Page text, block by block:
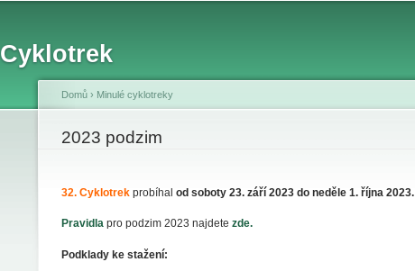
Cyklotrek
You are here
Domů › Minulé cyklotreky
2023 podzim
32. Cyklotrek probíhal od soboty 23. září 2023 do neděle 1. října 2023.
Pravidla pro podzim 2023 najdete zde.
Podklady ke stažení: